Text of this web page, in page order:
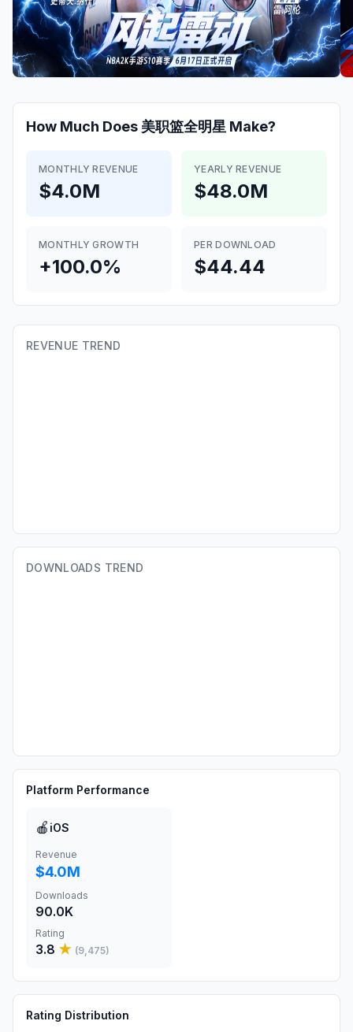
How Much Does 美职篮全明星 Make?
MONTHLY REVENUE
$4.0M
YEARLY REVENUE
$48.0M
MONTHLY GROWTH
+100.0%
PER DOWNLOAD
$44.44
REVENUE TREND
DOWNLOADS TREND
Platform Performance
🍎 iOS
Revenue
$4.0M
Downloads
90.0K
Rating
3.8 ★ (9,475)
Rating Distribution